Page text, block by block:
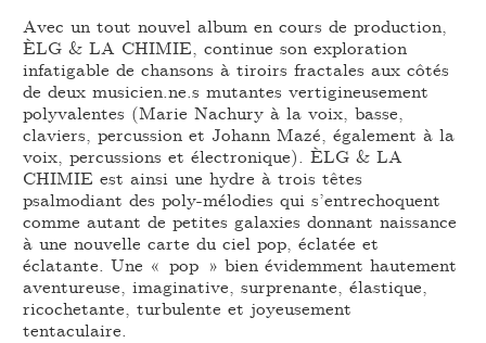
Avec un tout nouvel album en cours de production,
ÈLG & LA CHIMIE, continue son exploration
infatigable de chansons à tiroirs fractales aux côtés
de deux musicien.ne.s mutantes vertigineusement
polyvalentes (Marie Nachury à la voix, basse,
claviers, percussion et Johann Mazé, également à la
voix, percussions et électronique). ÈLG & LA
CHIMIE est ainsi une hydre à trois têtes
psalmodiant des poly-mélodies qui s’entrechoquent
comme autant de petites galaxies donnant naissance
à une nouvelle carte du ciel pop, éclatée et
éclatante. Une « pop » bien évidemment hautement
aventureuse, imaginative, surprenante, élastique,
ricochetante, turbulente et joyeusement
tentaculaire.